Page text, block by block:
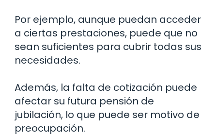
Por ejemplo, aunque puedan acceder
a ciertas prestaciones, puede que no
sean suficientes para cubrir todas sus
necesidades.
Además, la falta de cotización puede
afectar su futura pensión de
jubilación, lo que puede ser motivo de
preocupación.